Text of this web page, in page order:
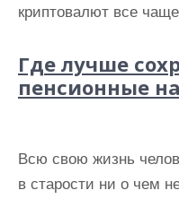
криптовалют все
Где лучше
пенсионные
Всю свою жизнь
в старости ни о чем